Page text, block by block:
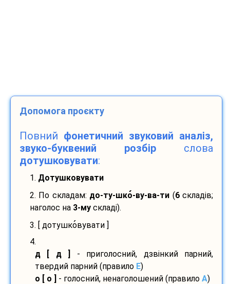
Допомога проєкту
Повний фонетичний звуковий аналіз,
звуко-буквений розбір слова
дотушковувати:
1. Дотушковувати
2. По складам: до-ту-шко-ву-ва-ти (6складів;
наголос на 3-му складі).
3. [ дотушковувати ]
4.
д [ д ]
- приголосний, дзвінкий парний,
твердий парний (правило E)
о [ о ]
- голосний, ненаголошений (правило A)